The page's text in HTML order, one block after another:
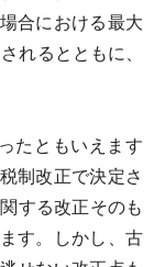
合における最大
れるとともに、
たともいえます
制改正で決定さ
する改正そのも
す。しかし、古